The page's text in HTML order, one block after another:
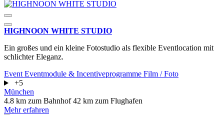
HIGHNOON WHITE STUDIO
Ein großes und ein kleine Fotostudio als flexible Eventlocation mit
schlichter Eleganz.
Event Eventmodule & Incentiveprogramme Film / Foto
+5
München
4.8 km zum Bahnhof42 km zum Flughafen
Mehr erfahren